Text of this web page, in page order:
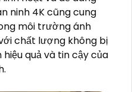
ninh 4K cũng cung
môi trường ánh
chất lượng không bị
quả và tin cậy của